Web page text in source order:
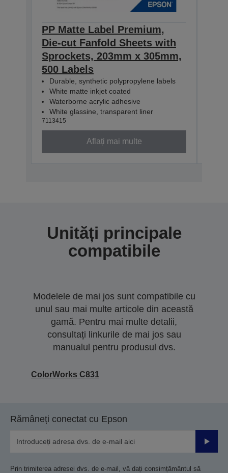
PP Matte Label Premium,
Die-cut Fanfold Sheets with
Sprockets, 203mm x 305mm,
500 Labels
Durable, synthetic polypropylene labels
White matte inkjet coated
Waterborne acrylic adhesive
White glassine, transparent liner
7113415
Aflați mai multe
Unități principale
compatibile
Modelele de mai jos sunt compatibile cu
unul sau mai multe articole din această
gamă. Pentru mai multe detalii,
consultați linkurile de mai jos sau
manualul pentru produsul dvs.
ColorWorks C831
Rămâneți conectat cu Epson
Prin trimiterea adresei dvs. de e-mail, vă dați consimțământul să